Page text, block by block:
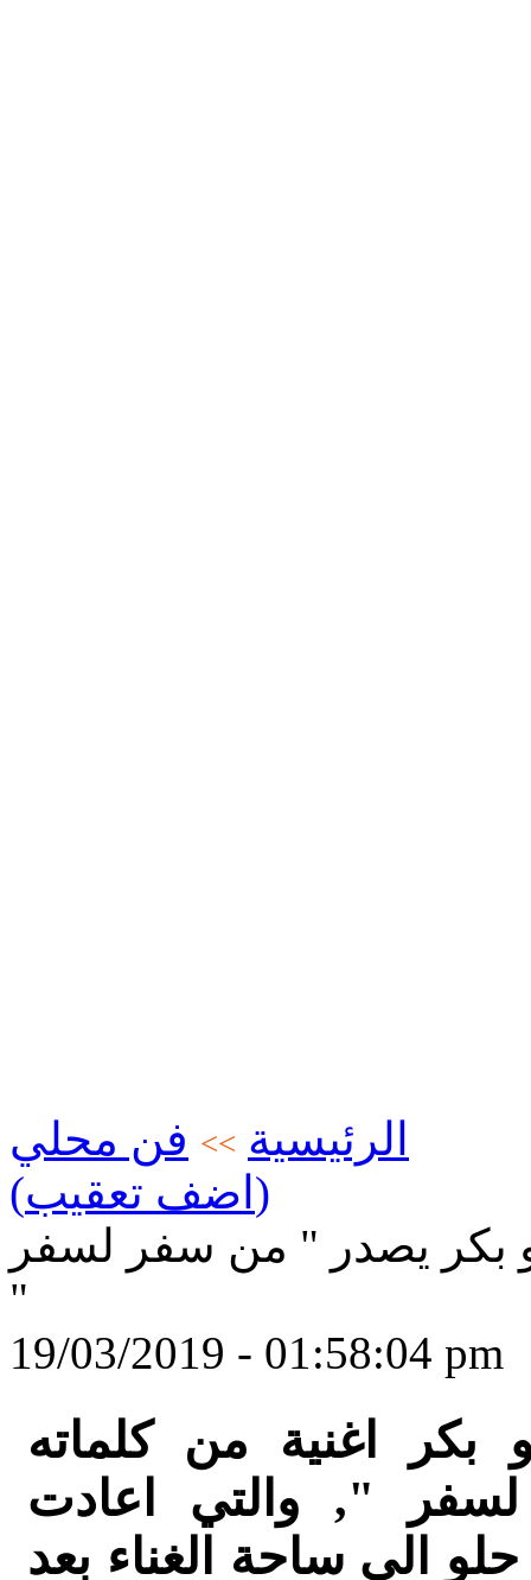
الرئيسية >> فن محلي
(اضف تعقيب)
أبو بكر يصدر " من سفر لسفر
"
19/03/2019 - 01:58:04 pm
بكر اغنية من كلماته
", والتي اعادت
الى ساحة الغناء بعد